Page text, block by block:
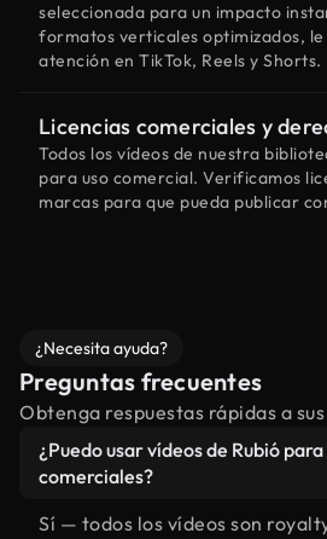
seleccionada para un impacto
formatos verticales optimizados,
atención en TikTok, Reels y Shorts.
Licencias comerciales y
Todos los vídeos de nuestra
para uso comercial. Verificamos
marcas para que pueda publicar
¿Necesita ayuda?
Preguntas frecuentes
Obtenga respuestas rápidas a
¿Puedo usar vídeos de Rubió
comerciales?
Sí — todos los vídeos son